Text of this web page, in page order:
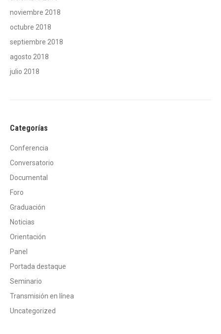
noviembre 2018
octubre 2018
septiembre 2018
agosto 2018
julio 2018
Categorías
Conferencia
Conversatorio
Documental
Foro
Graduación
Noticias
Orientación
Panel
Portada destaque
Seminario
Transmisión en línea
Uncategorized